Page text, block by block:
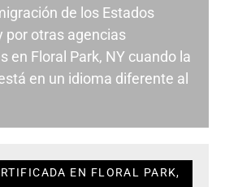
de los Estados
por otras agencias
en Floral Park, NY cuando la
en un idioma diferente al
EN FLORAL PARK,